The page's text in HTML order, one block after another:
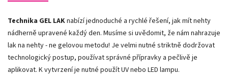
Technika GEL LAKnabízí jednoduché a rychlé řešení, jak mít nehty
nádherně upravené každý den. Musíme si uvědomit, že nám nahrazuje
lak na nehty - ne gelovou metodu! Je velmi nutné striktně dodržovat
technologický postup, používat správné přípravky a pečlivě je
aplikovat. K vytvrzení je nutné použít UV nebo LED lampu.